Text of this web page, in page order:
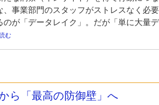
事業部門のスタッフがストレスなく必
が「データレイク」。だが「単に大量
む
ら「最高の防御壁」へ